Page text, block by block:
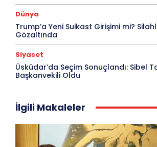
Dünya
Trump’a Yeni Suikast Girişimi mi?
Gözaltında
Siyaset
Üsküdar’da Seçim Sonuçlandı: Sibel
Başkanvekili Oldu
İlgili Makaleler